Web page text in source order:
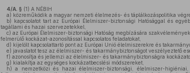
4/A. § (1) A NÉBIH
a) közreműködik a magyar nemzeti élelmezés- és táplálkozáspolitika
b) kapcsolatot tart az Európai Élelmiszer-biztonsági Hatósággal és
tagállami és hazai szervezetekkel,
c) az Európai Élelmiszer-biztonsági Hatóság megbízására
felmerülő kockázat-azonosítással kapcsolatos feladatokat,
d) kijelölt kapcsolattartó pont az Európai Unió élelmiszerekre és
e) javaslatot tesz az élelmiszer- és takarmánybiztonságot veszélyeztető
f) azonosítja és jellemzi az élelmiszer- és takarmánybiztonságra
g) kialakítja az egységes kockázatbecslési módszereket,
h) a nemzetközi és hazai élelmiszer-biztonsági, élelmiszer-